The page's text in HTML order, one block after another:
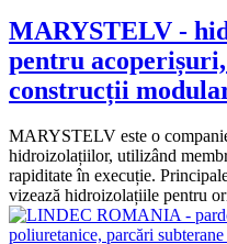
MARYSTELV -
pentru
construcții
MARYSTELV este o
hidroizolațiilor, utilizând
rapiditate în execuție.
vizează hidroizolațiile pentru